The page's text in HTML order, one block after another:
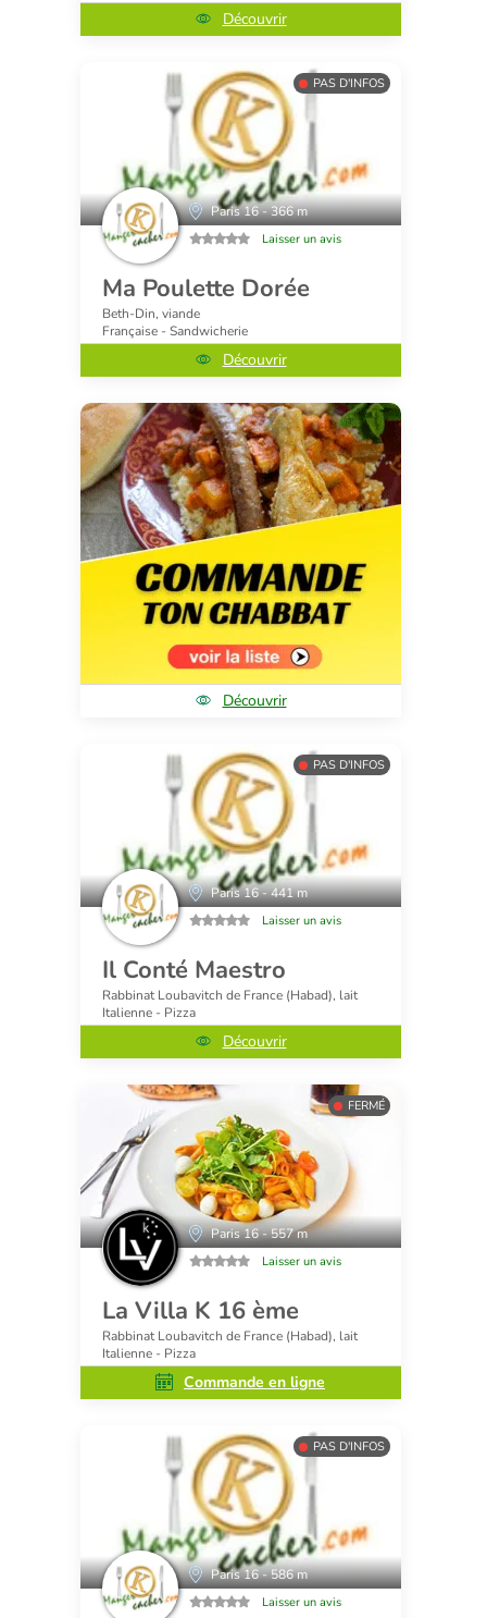
Découvrir
PAS D'INFOS
Paris 16 - 366 m
Laisser un avis
Ma Poulette Dorée
Beth-Din, viande
Française - Sandwicherie
Découvrir
Découvrir
PAS D'INFOS
Paris 16 - 441 m
Laisser un avis
Il Conté Maestro
Rabbinat Loubavitch de France (Habad), lait
Italienne - Pizza
Découvrir
FERMÉ
Paris 16 - 557 m
Laisser un avis
La Villa K 16 ème
Rabbinat Loubavitch de France (Habad), lait
Italienne - Pizza
Commande en ligne
PAS D'INFOS
Paris 16 - 586 m
Laisser un avis